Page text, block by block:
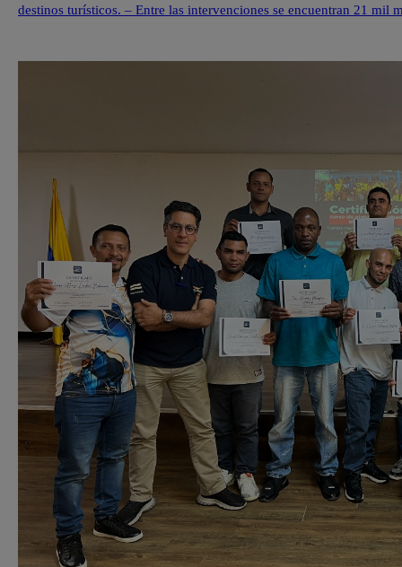
destinos turísticos. – Entre las intervenciones se encuentran 21 mil